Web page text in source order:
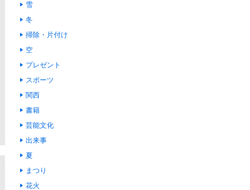
雪
冬
掃除・片付け
空
プレゼント
スポーツ
関西
書籍
芸能文化
出来事
夏
まつり
花火